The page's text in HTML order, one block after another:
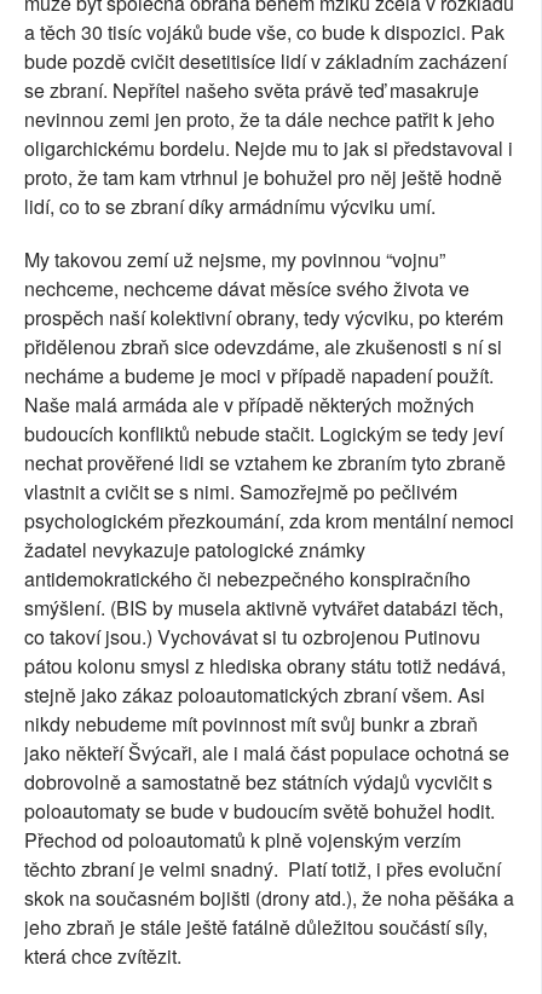
a těch 30 tisíc vojáků bude vše, co bude k dispozici. Pak
bude pozdě cvičit desetitisíce lidí v základním zacházení
se zbraní. Nepřítel našeho světa právě teď masakruje
nevinnou zemi jen proto, že ta dále nechce patřit k jeho
oligarchickému bordelu. Nejde mu to jak si představoval i
proto, že tam kam vtrhnul je bohužel pro něj ještě hodně
lidí, co to se zbraní díky armádnímu výcviku umí.
My takovou zemí už nejsme, my povinnou “vojnu”
nechceme, nechceme dávat měsíce svého života ve
prospěch naší kolektivní obrany, tedy výcviku, po kterém
přidělenou zbraň sice odevzdáme, ale zkušenosti s ní si
necháme a budeme je moci v případě napadení použít.
Naše malá armáda ale v případě některých možných
budoucích konfliktů nebude stačit. Logickým se tedy jeví
nechat prověřené lidi se vztahem ke zbraním tyto zbraně
vlastnit a cvičit se s nimi. Samozřejmě po pečlivém
psychologickém přezkoumání, zda krom mentální nemoci
žadatel nevykazuje patologické známky
antidemokratického či nebezpečného konspiračního
smýšlení. (BIS by musela aktivně vytvářet databázi těch,
co takoví jsou.) Vychovávat si tu ozbrojenou Putinovu
pátou kolonu smysl z hlediska obrany státu totiž nedává,
stejně jako zákaz poloautomatických zbraní všem. Asi
nikdy nebudeme mít povinnost mít svůj bunkr a zbraň
jako někteří Švýcaři, ale i malá část populace ochotná se
dobrovolně a samostatně bez státních výdajů vycvičit s
poloautomaty se bude v budoucím světě bohužel hodit.
Přechod od poloautomatů k plně vojenským verzím
těchto zbraní je velmi snadný. Platí totiž, i přes evoluční
skok na současném bojišti (drony atd.), že noha pěšáka a
jeho zbraň je stále ještě fatálně důležitou součástí síly,
která chce zvítězit.